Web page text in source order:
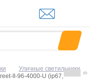
Уличные светильники
II-96-4000-U (ip67,
(0)